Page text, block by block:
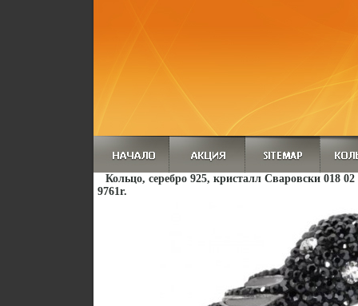
Кольцо, серебро 925, кристалл Сваровски 018
9761r.